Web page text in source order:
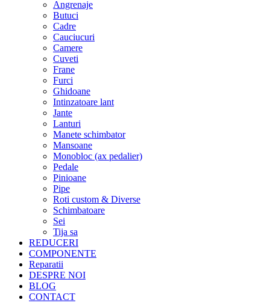
Angrenaje
Butuci
Cadre
Cauciucuri
Camere
Cuveti
Frane
Furci
Ghidoane
Intinzatoare lant
Jante
Lanturi
Manete schimbator
Mansoane
Monobloc (ax pedalier)
Pedale
Pinioane
Pipe
Roti custom & Diverse
Schimbatoare
Sei
Tija sa
REDUCERI
COMPONENTE
Reparatii
DESPRE NOI
BLOG
CONTACT